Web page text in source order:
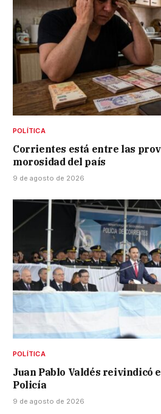
POLÍTICA
Corrientes está entre las
morosidad del país
9 de agosto de 2026
POLÍTICA
Juan Pablo Valdés reivindicó
Policía
9 de agosto de 2026